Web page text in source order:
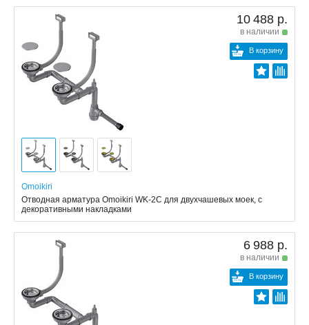
10 488 р.
в наличии
В корзину
Omoikiri
Отводная арматура Omoikiri WK-2C для двухчашевых моек, с
декоративными накладками
6 988 р.
в наличии
В корзину